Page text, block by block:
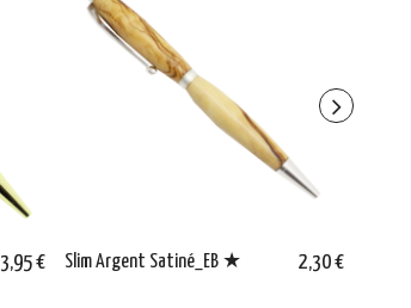
3,95 € Slim Argent Satiné_EB ★ 2,30 €